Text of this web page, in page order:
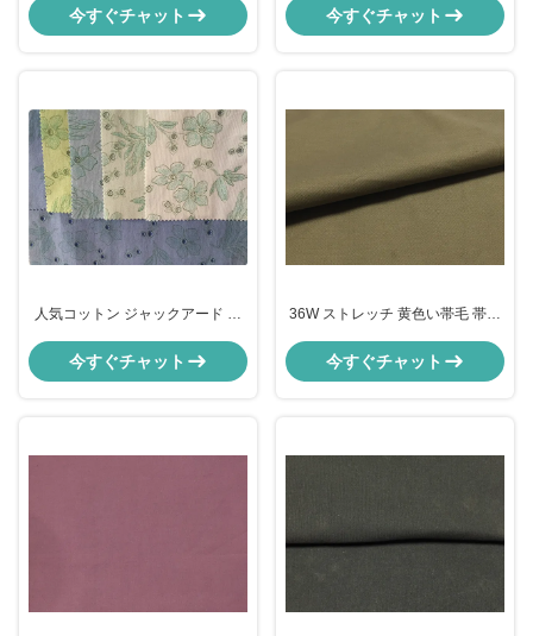
今すぐチャット 今すぐチャット
人気コットン ジャックアード オ
物 1128
今すぐチャット
36W ストレッチ 黄色い帯毛 帯毛
ンダード
今すぐチャット